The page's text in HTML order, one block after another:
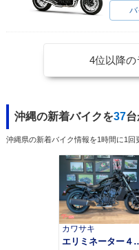
4位以降の
沖縄の新着バイクを37台
沖縄県の新着バイク情報を1時間に1回
カワサキ
エリミネ